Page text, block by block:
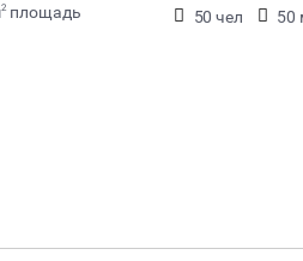
2 площадь
50 чел
50